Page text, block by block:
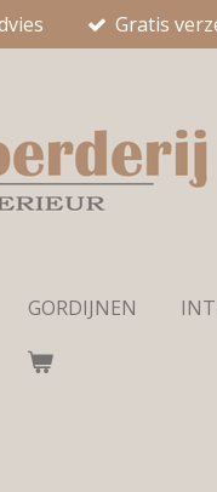
Gratis
GORDIJNEN